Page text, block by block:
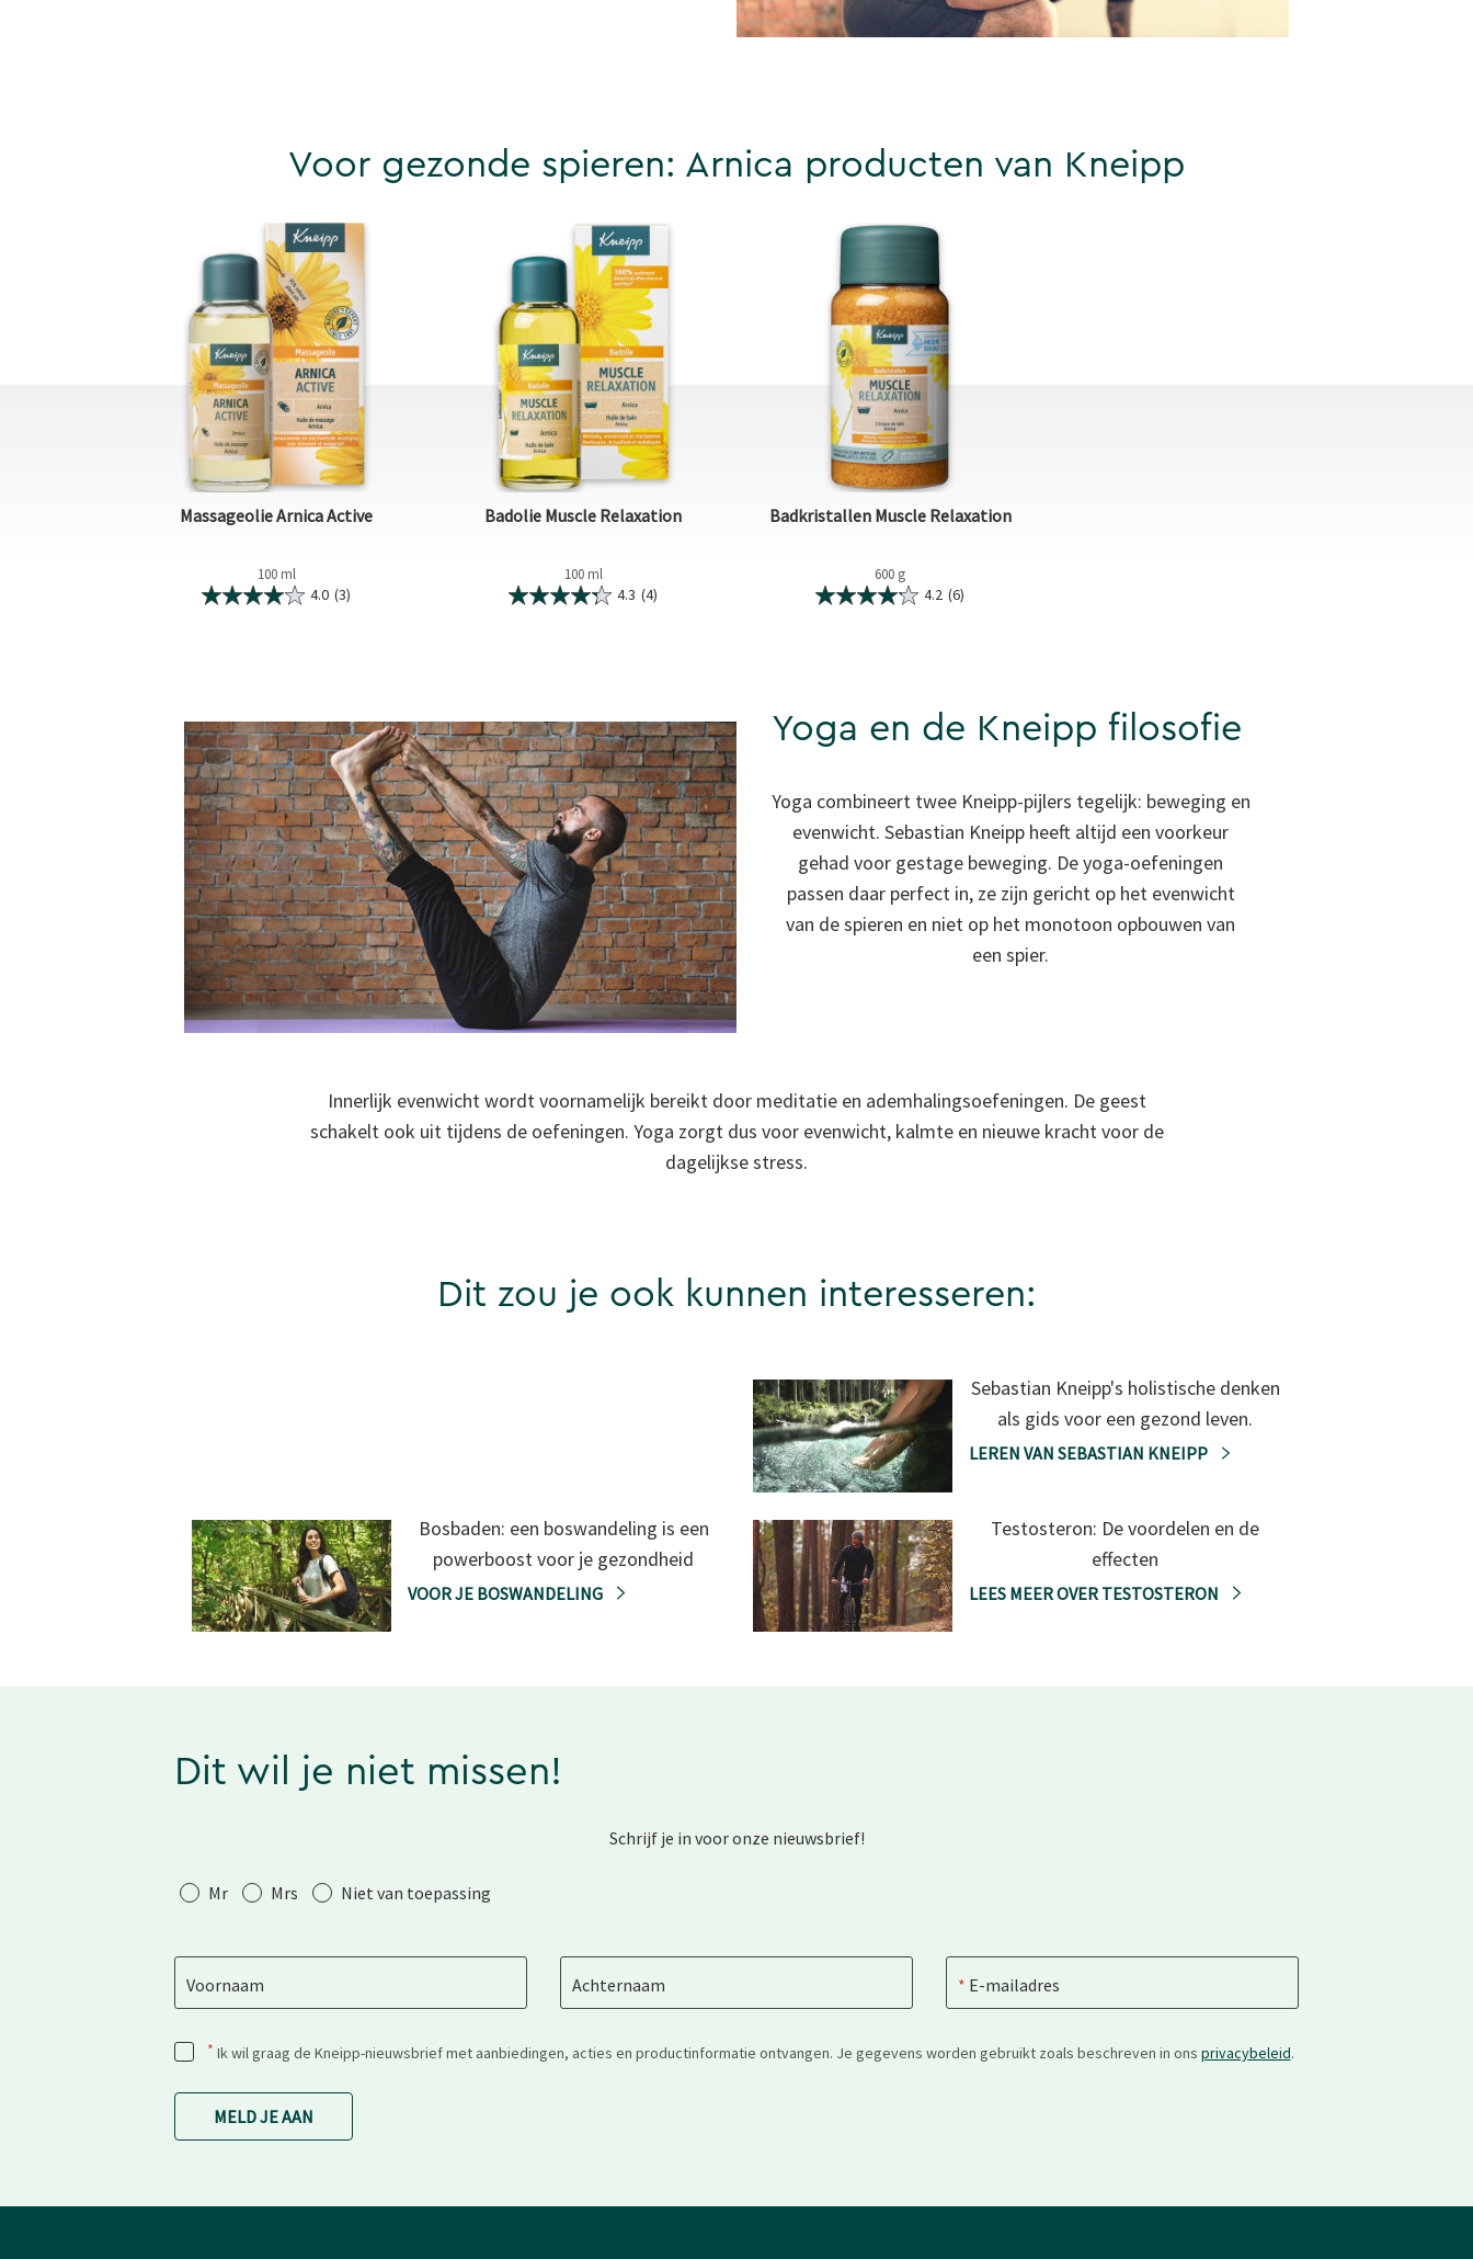
Voor gezonde spieren: Arnica producten van Kneipp
Massageolie Arnica Active
100 ml
4.0 (3)
Badolie Muscle Relaxation
100 ml
4.3 (4)
Badkristallen Muscle Relaxation
600 g
4.2 (6)
Yoga en de Kneipp filosofie
Yoga combineert twee Kneipp-pijlers tegelijk: beweging en
evenwicht. Sebastian Kneipp heeft altijd een voorkeur
gehad voor gestage beweging. De yoga-oefeningen
passen daar perfect in, ze zijn gericht op het evenwicht
van de spieren en niet op het monotoon opbouwen van
een spier.
Innerlijk evenwicht wordt voornamelijk bereikt door meditatie en ademhalingsoefeningen. De geest
schakelt ook uit tijdens de oefeningen. Yoga zorgt dus voor evenwicht, kalmte en nieuwe kracht voor de
dagelijkse stress.
Dit zou je ook kunnen interesseren:
Sebastian Kneipp's holistische denken
als gids voor een gezond leven.
LEREN VAN SEBASTIAN KNEIPP
Bosbaden: een boswandeling is een
powerboost voor je gezondheid
VOOR JE BOSWANDELING
Testosteron: De voordelen en de
effecten
LEES MEER OVER TESTOSTERON
Dit wil je niet missen!
Schrijf je in voor onze nieuwsbrief!
Aanhef
Mr Mrs Niet van toepassing
Voornaam Achternaam E-mailadres
* Ik wil graag de Kneipp-nieuwsbrief met aanbiedingen, acties en productinformatie ontvangen. Je gegevens worden gebruikt zoals beschreven in ons privacybeleid.
MELD JE AAN